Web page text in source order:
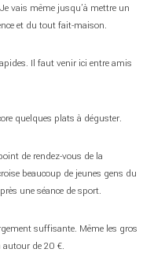
vais même jusqu’à mettre un
et du tout fait-maison.
Il faut venir ici entre amis
quelques plats à déguster.
de rendez-vous de la
beaucoup de jeunes gens du
une séance de sport.
suffisante. Même les gros
de 20 €.